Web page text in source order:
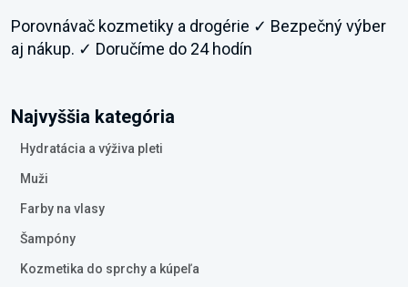
Porovnávač kozmetiky a drogérie ✓ Bezpečný výber
aj nákup. ✓ Doručíme do 24 hodín
Najvyššia kategória
Hydratácia a výživa pleti
Muži
Farby na vlasy
Šampóny
Kozmetika do sprchy a kúpeľa